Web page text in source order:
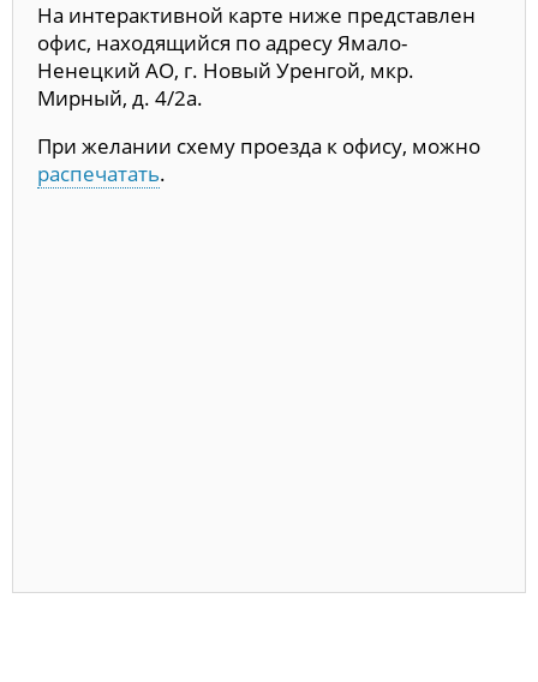
На интерактивной карте ниже представлен
офис, находящийся по адресу Ямало-
Ненецкий АО, г. Новый Уренгой, мкр.
Мирный, д. 4/2а.
При желании схему проезда к офису, можно
распечатать.